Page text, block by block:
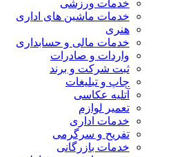
خدمات ورزشی
خدمات ماشین های اداری
هنری
خدمات مالی و حسابداری
واردات و صادرات
ثبت شرکت و برند
چاپ و تبلیغات
آتلیه عکاسی
تعمیر لوازم
خدمات اداری
تفریح و سرگرمی
خدمات بازرگانی